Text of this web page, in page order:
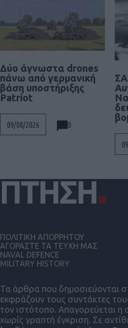
Δύο άγνωστα drones
πάνω από γερμανική
βάση υποστήριξης
Patriot
09/08/2026 0
Τα άρθρα που δημοσιεύονται
εκφράζουν τους συντάκτες
τον ιστότοπο. Απαγορεύεται η
χωρίς γραπτή έγκριση. Σε
ΠΟΛΙΤΙΚΗ ΑΠΟΡΡΗΤΟΥ
ΑΓΟΡΑΣΤΕ ΤΑ ΤΕΥΧΗ ΜΑΣ
NAVAL DEFENCE
MILITARY HISTORY